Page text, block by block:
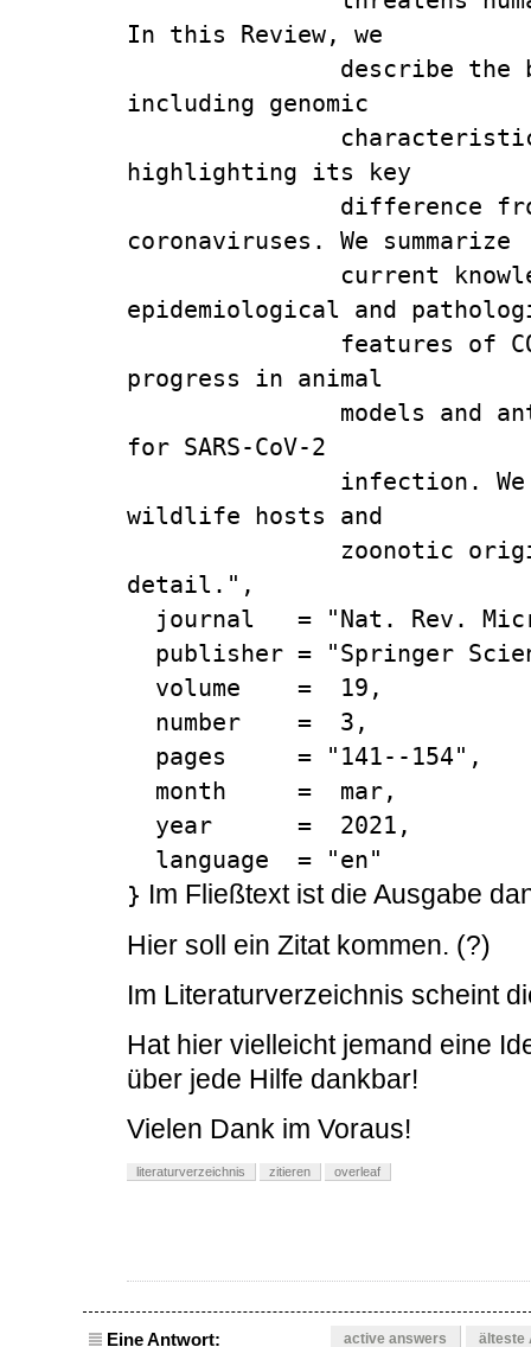
In this Review, we
including genomic
highlighting its key
coronaviruses. We summarize
epidemiological and
progress in animal
for SARS-CoV-2
wildlife hosts and
detail.",
} Im Fließtext ist die Ausgabe
Hier soll ein Zitat kommen. (?)
Im Literaturverzeichnis scheint
Hat hier vielleicht jemand eine
über jede Hilfe dankbar!
Vielen Dank im Voraus!
literaturverzeichnis zitieren overleaf
Eine Antwort: active answers älteste